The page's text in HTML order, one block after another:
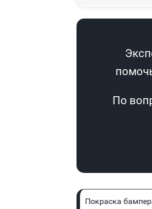
По
Покраска